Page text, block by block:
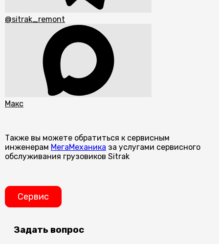
@sitrak_remont
Макс
Также вы можете обратиться к сервисным
инженерам МегаМеханика за услугами сервисного
обслуживания грузовиков Sitrak
Сервис
Задать вопрос